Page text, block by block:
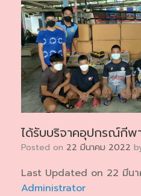
ได้รับบริจาคอุปกรณ์กีพ
Posted on 22 มีนาคม 2022
Last Updated on 22 มีน
Administrator